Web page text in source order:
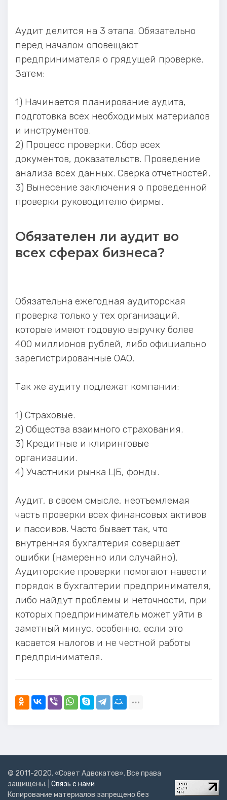
Аудит делится на 3 этапа. Обязательно
перед началом оповещают
предпринимателя о грядущей проверке.
Затем:
1) Начинается планирование аудита,
подготовка всех необходимых материалов
и инструментов.
2) Процесс проверки. Сбор всех
документов, доказательств. Проведение
анализа всех данных. Сверка отчетностей.
3) Вынесение заключения о проведенной
проверки руководителю фирмы.
Обязателен ли аудит во
всех сферах бизнеса?
Обязательна ежегодная аудиторская
проверка только у тех организаций,
которые имеют годовую выручку более
400 миллионов рублей, либо официально
зарегистрированные ОАО.
Так же аудиту подлежат компании:
1) Страховые.
2) Общества взаимного страхования.
3) Кредитные и клиринговые
организации.
4) Участники рынка ЦБ, фонды.
Аудит, в своем смысле, неотъемлемая
часть проверки всех финансовых активов
и пассивов. Часто бывает так, что
внутренняя бухгалтерия совершает
ошибки (намеренно или случайно).
Аудиторские проверки помогают навести
порядок в бухгалтерии предпринимателя,
либо найдут проблемы и неточности, при
которых предприниматель может уйти в
заметный минус, особенно, если это
касается налогов и не честной работы
предпринимателя.
© 2011-2020. «Совет Адвокатов». Все права
защищены. | Связь с нами
Копирование материалов запрещено без